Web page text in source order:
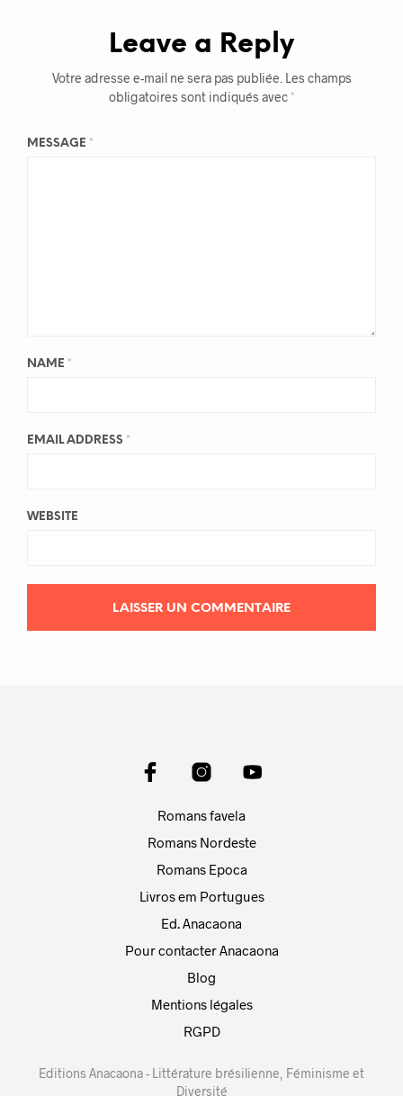
Leave a Reply
Votre adresse e-mail ne sera pas publiée. Les champs
obligatoires sont indiqués avec *
MESSAGE *
NAME *
EMAIL ADDRESS *
WEBSITE
Romans favela
Romans Nordeste
Romans Epoca
Livros em Portugues
Ed. Anacaona
Pour contacter Anacaona
Blog
Mentions légales
RGPD
Editions Anacaona - Littérature brésilienne, Féminisme et
Diversité